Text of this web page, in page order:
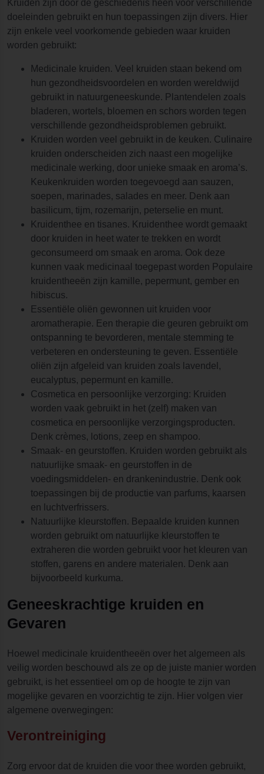
Kruiden zijn door de geschiedenis heen voor verschillende
doeleinden gebruikt en hun toepassingen zijn divers. Hier
zijn enkele veel voorkomende gebieden waar kruiden
worden gebruikt:
Medicinale kruiden. Veel kruiden staan bekend om
hun gezondheidsvoordelen en worden wereldwijd
gebruikt in natuurgeneeskunde. Plantendelen zoals
bladeren, wortels, bloemen en schors worden tegen
verschillende gezondheidsproblemen gebruikt.
Kruiden worden veel gebruikt in de keuken. Culinaire
kruiden onderscheiden zich naast een mogelijke
medicinale werking, door unieke smaak en aroma’s.
Keukenkruiden worden toegevoegd aan sauzen,
soepen, marinades, salades en meer. Denk aan
basilicum, tijm, rozemarijn, peterselie en munt.
Kruidenthee en tisanes. Kruidenthee wordt gemaakt
door kruiden in heet water te trekken en wordt
geconsumeerd om smaak en aroma. Ook deze
kunnen vaak medicinaal toegepast worden Populaire
kruidentheeën zijn kamille, pepermunt, gember en
hibiscus.
Essentiële oliën gewonnen uit kruiden voor
aromatherapie. Een therapie die geuren gebruikt om
ontspanning te bevorderen, mentale stemming te
verbeteren en ondersteuning te geven. Essentiële
oliën zijn afgeleid van kruiden zoals lavendel,
eucalyptus, pepermunt en kamille.
Cosmetica en persoonlijke verzorging: Kruiden
worden vaak gebruikt in het (zelf) maken van
cosmetica en persoonlijke verzorgingsproducten.
Denk crèmes, lotions, zeep en shampoo.
Smaak- en geurstoffen. Kruiden worden gebruikt als
natuurlijke smaak- en geurstoffen in de
voedingsmiddelen- en drankenindustrie. Denk ook
toepassingen bij de productie van parfums, kaarsen
en luchtverfrissers.
Natuurlijke kleurstoffen. Bepaalde kruiden kunnen
worden gebruikt om natuurlijke kleurstoffen te
extraheren die worden gebruikt voor het kleuren van
stoffen, garens en andere materialen. Denk aan
bijvoorbeeld kurkuma.
Geneeskrachtige kruiden en
Gevaren
Hoewel medicinale kruidentheeën over het algemeen als
veilig worden beschouwd als ze op de juiste manier worden
gebruikt, is het essentieel om op de hoogte te zijn van
mogelijke gevaren en voorzichtig te zijn. Hier volgen vier
algemene overwegingen:
Verontreiniging
Zorg ervoor dat de kruiden die voor thee worden gebruikt,